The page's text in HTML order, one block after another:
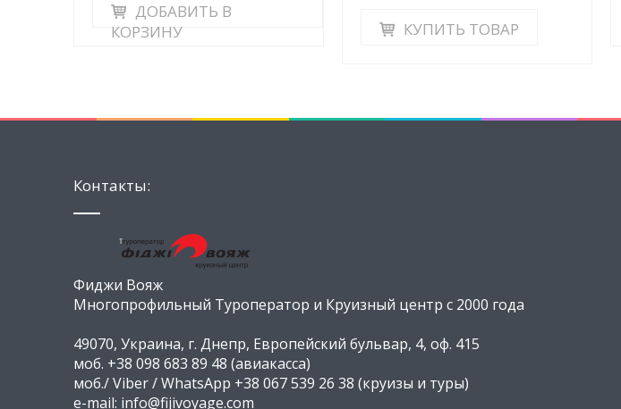
ДОБАВИТЬ В
КОРЗИНУ
КУПИТЬ ТОВАР
Контакты:
Фиджи Вояж
Многопрофильный Туроператор и Круизный центр с 2000 года
49070, Украина, г. Днепр, Европейский бульвар, 4, оф. 415
моб. +38 098 683 89 48 (авиакасса)
моб./ Viber / WhatsApp +38 067 539 26 38 (круизы и туры)
e-mail: info@fijivoyage.com